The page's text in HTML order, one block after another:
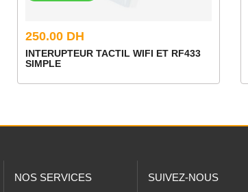
250.00 DH
INTERUPTEUR TACTIL WIFI ET RF433
SIMPLE
NOS SERVICES SUIVEZ-NOUS